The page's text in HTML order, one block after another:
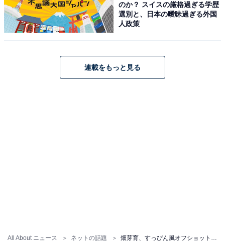
All About ニュース ネットの話題
のか？ スイスの厳格過ぎる学歴
選別と、日本の曖昧過ぎる外国
人政策
連載をもっと見る